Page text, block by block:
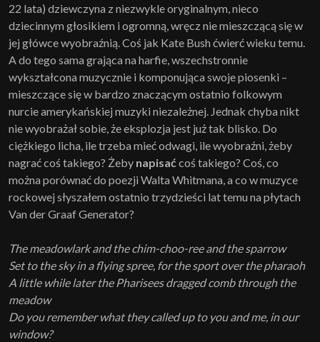
22 lata) dziewczyna z niezwykle oryginalnym, nieco
dziecinnym głosikiem i ogromną, wręcz nie mieszczącą się w
jej główce wyobraźnią. Coś jak Kate Bush ćwierć wieku temu.
A do tego sama grająca na harfie, wszechstronnie
wykształcona muzycznie i komponująca swoje piosenki –
mieszczące się w bardzo znaczącym ostatnio folkowym
nurcie amerykańskiej muzyki niezależnej. Jednak chyba nikt
nie wyobrażał sobie, że eksplozja jest już tak blisko. Do
ciężkiego licha, ile trzeba mieć odwagi, ile wyobraźni, żeby
nagrać coś takiego? Żeby napisać coś takiego? Coś, co
można porównać do poezji Walta Whitmana, a co w muzyce
rockowej słyszałem ostatnio trzydzieści lat temu na płytach
Van der Graaf Generator?
The meadowlark and the chim-choo-ree and the sparrow
Set to the sky in a flying spree, for the sport over the pharaoh
A little while later the Pharisees dragged comb through the
meadow
Do you remember what they called up to you and me, in our
window?